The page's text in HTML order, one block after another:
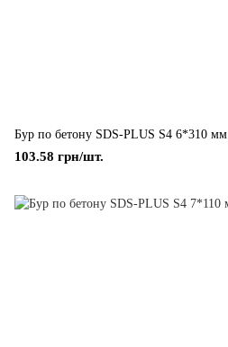
Бур по бетону SDS-PLUS S4 6*310 мм
103.58 грн/шт.